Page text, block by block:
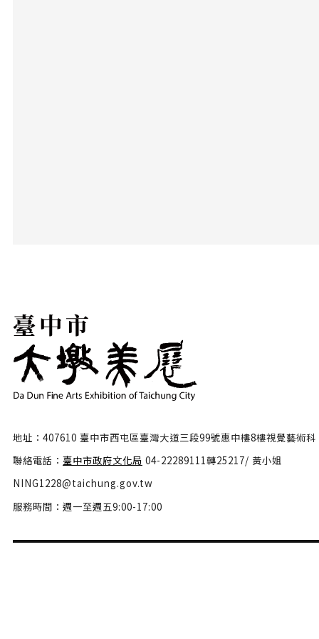
地址：407610 臺中市西屯區臺灣大道三段99號惠中樓8樓視覺藝術科
聯絡電話： 臺中市政府文化局 04-22289111轉25217/ 黃小姐
NING1228@taichung.gov.tw
服務時間：週一至週五9:00-17:00